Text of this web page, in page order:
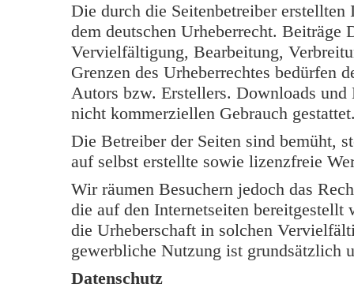
Die durch die Seitenbetreiber
dem deutschen Urheberrecht.
Vervielfältigung, Bearbeitung,
Grenzen des Urheberrechtes bedürfen
Autors bzw. Erstellers. Downloads
nicht kommerziellen Gebrauch
Die Betreiber der Seiten sind bemüht,
auf selbst erstellte sowie lizenzfreie
Wir räumen Besuchern jedoch das
die auf den Internetseiten
die Urheberschaft in solchen
gewerbliche Nutzung ist grundsätzlich
Datenschutz